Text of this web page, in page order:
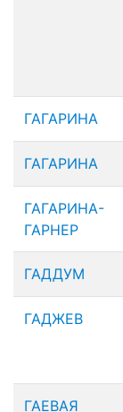
ГАГАРИНА
ГАГАРИНА
ГАГАРИНА-
ГАРНЕР
ГАДДУМ
ГАДЖЕВ
ГАЕВАЯ